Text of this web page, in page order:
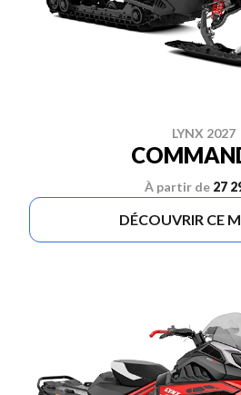
LYNX 2027
À partir de 27
DÉCOUVRIR CE